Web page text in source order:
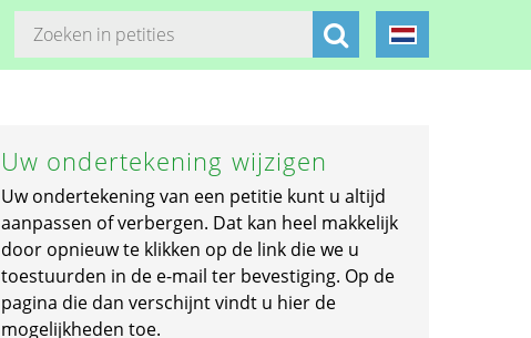
Uw ondertekening wijzigen
Uw ondertekening van een petitie kunt u altijd
aanpassen of verbergen. Dat kan heel makkelijk
door opnieuw te klikken op de link die we u
toestuurden in de e-mail ter bevestiging. Op de
pagina die dan verschijnt vindt u hier de
mogelijkheden toe.